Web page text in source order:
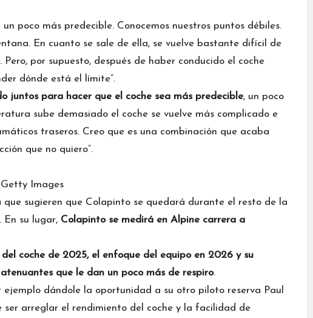
poco más predecible. Conocemos nuestros puntos débiles.
En cuanto se sale de ella, se vuelve bastante difícil de
por supuesto, después de haber conducido el coche
dónde está el límite”.
juntos para hacer que el coche sea más predecible, un poco
sube demasiado el coche se vuelve más complicado e
traseros. Creo que es una combinación que acaba
que no quiero”.
Images
sugieren que Colapinto se quedará durante el resto de la
su lugar, Colapinto se medirá en Alpine carrera a
coche de 2025, el enfoque del equipo en 2026 y su
que le dan un poco más de respiro.
dándole la oportunidad a su otro piloto reserva Paul
ser arreglar el rendimiento del coche y la facilidad de